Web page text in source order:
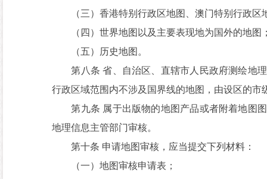
（三）香港特别行政区地图、澳门特别行政区
（四）世界地图以及主要表现地为国外的地图
（五）历史地图。
第八条 省、自治区、直辖市人民政府测绘地理
行政区域范围内不涉及国界线的地图，由设区的
第九条 属于出版物的地图产品或者附着地图图
地理信息主管部门审核。
第十条 申请地图审核，应当提交下列材料：
（一）地图审核申请表；